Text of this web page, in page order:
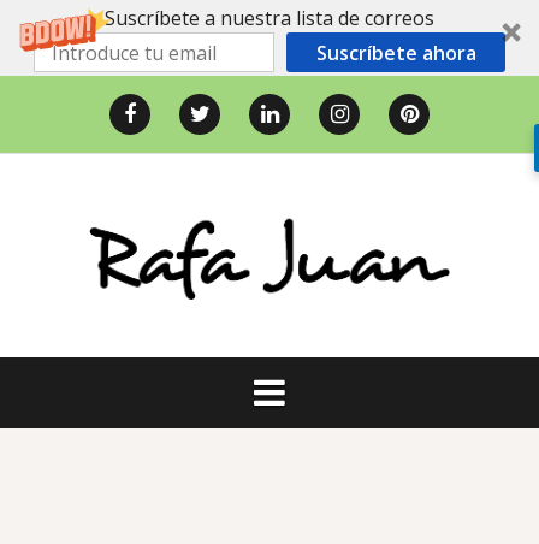
Suscríbete a nuestra lista de correos
Suscríbete ahora
contenido
FacebookTwitter LinkedInInstagramPinterest